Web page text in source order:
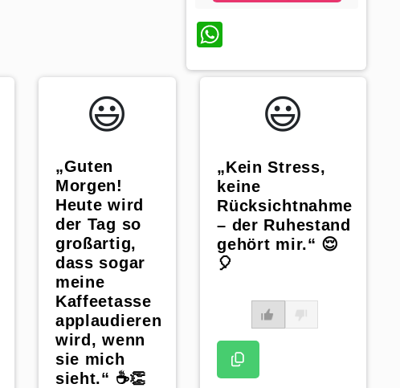
WhatsApp
😃️
„Guten
Morgen!
Heute wird
der Tag so
großartig,
dass sogar
meine
Kaffeetasse
applaudieren
wird, wenn
sie mich
sieht.“ ☕️👏
😃️
„Kein Stress,
keine
Rücksichtnahme
– der Ruhestand
gehört mir.“ 😌
🎈